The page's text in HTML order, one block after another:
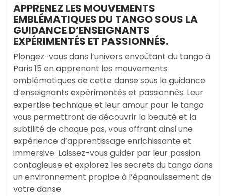
APPRENEZ LES MOUVEMENTS
EMBLÉMATIQUES DU TANGO SOUS LA
GUIDANCE D’ENSEIGNANTS
EXPÉRIMENTÉS ET PASSIONNÉS.
Plongez-vous dans l’univers envoûtant du tango à
Paris 15 en apprenant les mouvements
emblématiques de cette danse sous la guidance
d’enseignants expérimentés et passionnés. Leur
expertise technique et leur amour pour le tango
vous permettront de découvrir la beauté et la
subtilité de chaque pas, vous offrant ainsi une
expérience d’apprentissage enrichissante et
immersive. Laissez-vous guider par leur passion
contagieuse et explorez les secrets du tango dans
un environnement propice à l’épanouissement de
votre danse.